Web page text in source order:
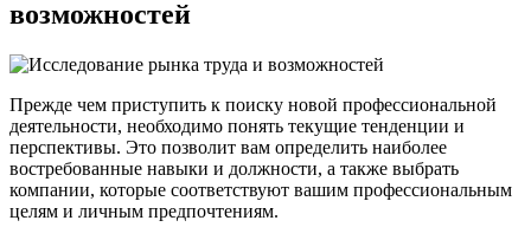
возможностей
Прежде чем приступить к поиску новой профессиональной
деятельности, необходимо понять текущие тенденции и
перспективы. Это позволит вам определить наиболее
востребованные навыки и должности, а также выбрать
компании, которые соответствуют вашим профессиональным
целям и личным предпочтениям.